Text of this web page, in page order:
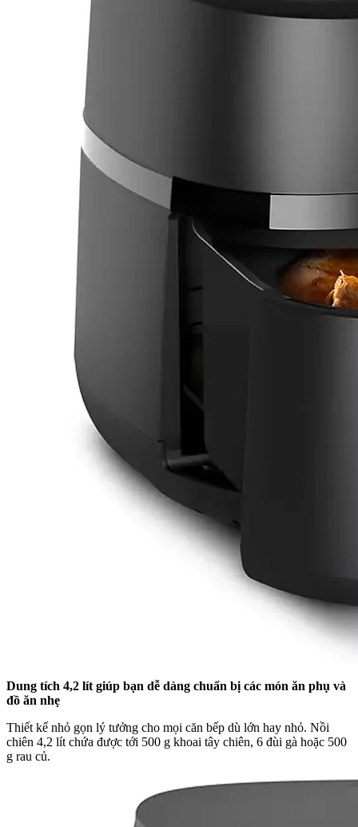
Dung tích 4,2 lít giúp bạn dễ dàng chuẩn bị các món ăn phụ và
đồ ăn nhẹ
Thiết kế nhỏ gọn lý tưởng cho mọi căn bếp dù lớn hay nhỏ. Nồi
chiên 4,2 lít chứa được tới 500 g khoai tây chiên, 6 đùi gà hoặc 500
g rau củ.